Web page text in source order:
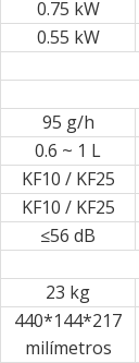
0.75 kW
0.55 kW
95 g/h
0.6 ~ 1 L
KF10 / KF25
KF10 / KF25
≤56 dB
23 kg
440*144*217
milímetros